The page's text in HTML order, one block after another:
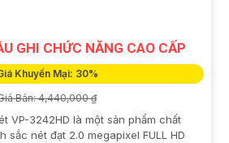
GHI CHỨC NĂNG CAO CẤP
Khuyến Mại: 30%
Bán: 4,440,000 ₫
VP-3242HD là một sản phẩm chất
sắc nét đạt 2.0 megapixel FULL HD